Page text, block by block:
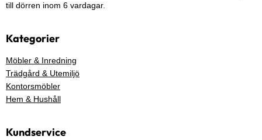
till dörren inom 6 vardagar.
Kategorier
Möbler & Inredning
Trädgård & Utemiljö
Kontorsmöbler
Hem & Hushåll
Kundservice